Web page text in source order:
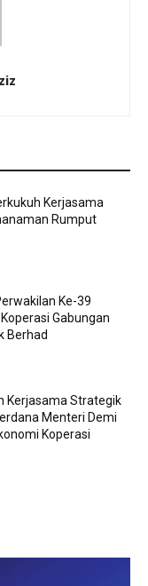
Kerjasama
Rumput
Ke-39
Gabungan
Berhad
Kerjasama Strategik
Menteri Demi
Koperasi